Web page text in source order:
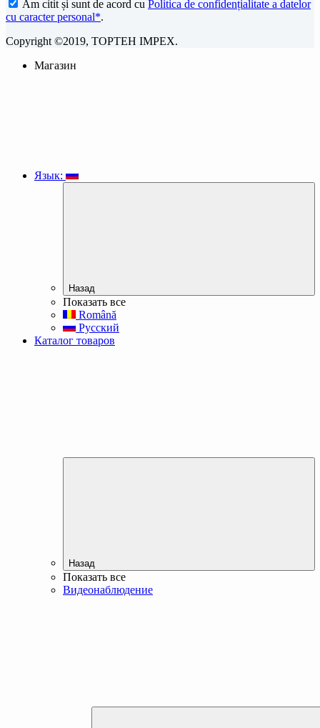
Am citit și sunt de acord cu Politica de confidențialitate a datelor
cu caracter personal*.
Copyright ©2019, TOPTEH IMPEX.
Магазин
Язык:
Назад
Показать все
Română
Русский
Каталог товаров
Назад
Показать все
Видеонаблюдение